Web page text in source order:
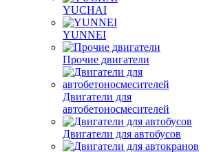
YUCHAI
YUNNEI
Прочие двигатели
Двигатели для
автобетоносмесителей
Двигатели для автобусов